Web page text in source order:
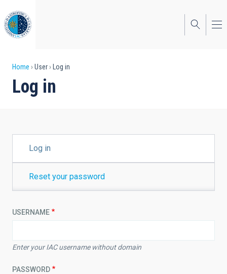
to
main
content
Breadcrumb
Home User Log in
Log in
TABSLog in
Reset your password
USERNAME
Enter your IAC username without domain
PASSWORD